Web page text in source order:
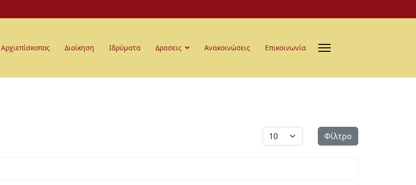
Αρχιεπίσκοπος Διοίκηση Ιδρύματα Δρασεις Ανακοινώσεις Επικοινωνία
Εμφάνιση # Φίλτρο